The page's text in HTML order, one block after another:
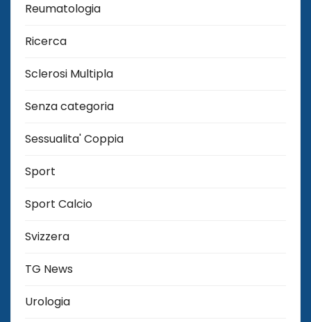
Reumatologia
Ricerca
Sclerosi Multipla
Senza categoria
Sessualita' Coppia
Sport
Sport Calcio
Svizzera
TG News
Urologia